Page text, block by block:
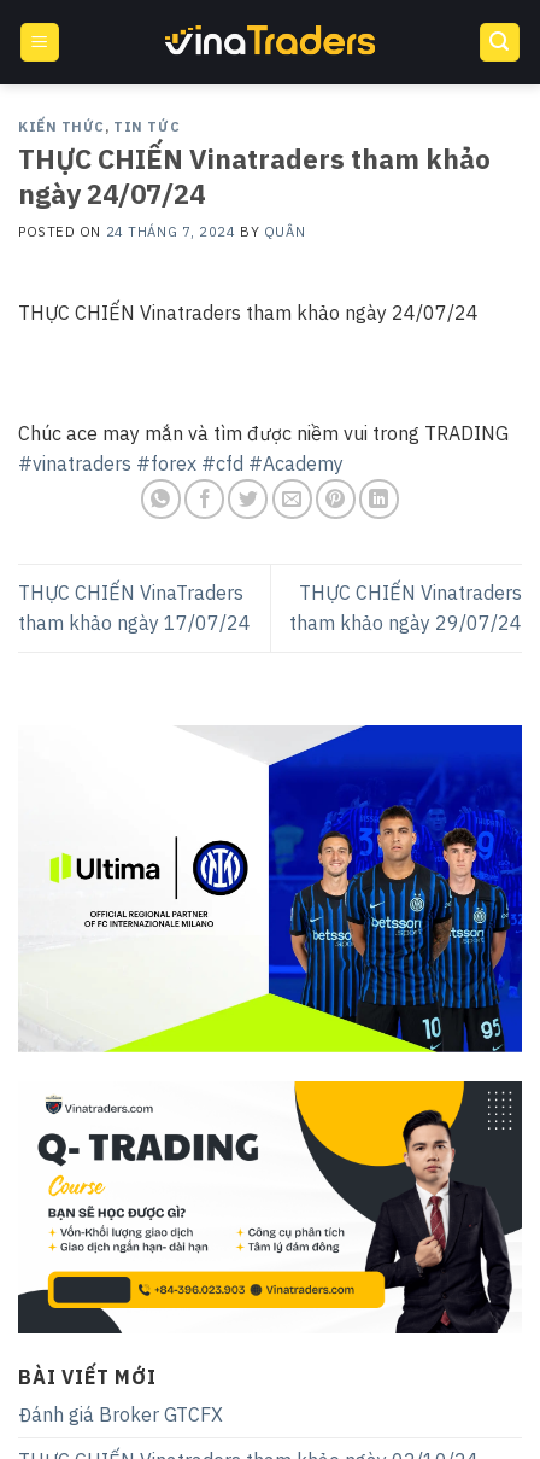
KIẾN THỨC , TIN TỨC
THỰC CHIẾN Vinatraders tham khảo
ngày 24/07/24
POSTED ON 24 THÁNG 7, 2024 BY QUÂN
THỰC CHIẾN Vinatraders tham khảo ngày 24/07/24
Chúc ace may mắn và tìm được niềm vui trong TRADING
#vinatraders #forex #cfd #Academy
THỰC CHIẾN VinaTraders
tham khảo ngày 17/07/24
THỰC CHIẾN Vinatraders
tham khảo ngày 29/07/24
BÀI VIẾT MỚI
Đánh giá Broker GTCFX